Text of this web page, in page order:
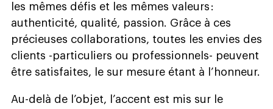
les mêmes défis et les mêmes valeurs :
authenticité, qualité, passion. Grâce à ces
précieuses collaborations, toutes les envies des
clients -particuliers ou professionnels- peuvent
être satisfaites, le sur mesure étant à l’honneur.
Au-delà de l’objet, l’accent est mis sur le